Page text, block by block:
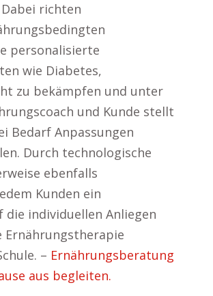
richten
personalisierte
wie Diabetes,
zu bekämpfen und unter
und Kunde stellt
Bedarf Anpassungen
Durch technologische
ebenfalls
Kunden ein
individuellen Anliegen
– Ernährungsberatung
aus begleiten.